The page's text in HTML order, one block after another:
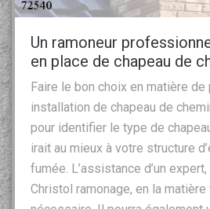
Un ramoneur
en place de chapeau de
Faire le bon choix en matière de
installation de chapeau de
pour identifier le type de
irait au mieux à votre structure
fumée. L’assistance d’un
Christol ramonage, en la